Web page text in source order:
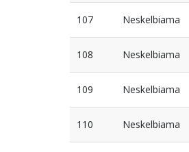
107 Neskelbiama
108 Neskelbiama
109 Neskelbiama
110 Neskelbiama